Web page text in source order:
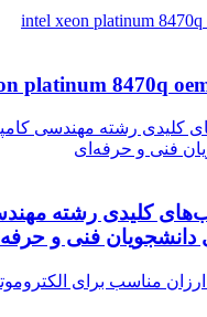
کلیدی رشته مهندسی
فنی و حرفه‌ای
کلیدی رشته
دانشجویان فنی و
ارزان مناسب برای